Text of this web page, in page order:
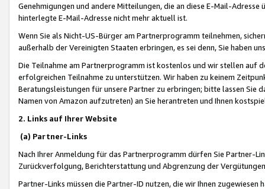
Genehmigungen und andere Mitteilungen, die an diese E-Mail-
hinterlegte E-Mail-Adresse nicht mehr aktuell ist.
Wenn Sie als Nicht-US-Bürger am Partnerprogramm teilnehmen,
außerhalb der Vereinigten Staaten erbringen, es sei denn, Sie haben
Die Teilnahme am Partnerprogramm ist kostenlos und wir stellen auf
erfolgreichen Teilnahme zu unterstützen. Wir haben zu keinem
Beratungsleistungen für unsere Partner zu erbringen; bitte lassen Sie
Namen von Amazon aufzutreten) an Sie herantreten und Ihnen
2. Links auf Ihrer Website
(a) Partner-Links
Nach Ihrer Anmeldung für das Partnerprogramm dürfen Sie Partner-
Zurückverfolgung, Berichterstattung und Abgrenzung der
Partner-Links müssen die Partner-ID nutzen, die wir Ihnen zugewiesen